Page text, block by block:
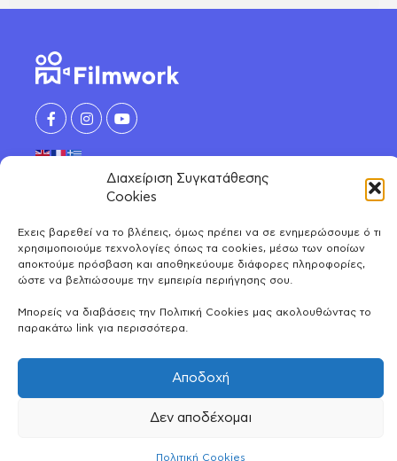
Διαχείριση Συγκατάθεσης
Cookies
Έχεις βαρεθεί να το βλέπεις, όμως πρέπει να σε ενημερώσουμε ό τι
χρησιμοποιούμε τεχνολογίες όπως τα cookies, μέσω των οποίων
αποκτούμε πρόσβαση και αποθηκεύουμε διάφορες πληροφορίες,
ώστε να βελτιώσουμε την εμπειρία περιήγησης σου.
Μπορείς να διαβάσεις την Πολιτική Cookies μας ακολουθώντας το
παρακάτω link για περισσότερα.
Αποδοχή
Δεν αποδέχομαι
Πολιτική Cookies
ΑΝΑΚΑΛΥΨΕ
Μοντέλα
Χορευτές
ΛΟΓΑΡΙΑΣΜΟΣ
Μοιράσου και κέρδισε
Οι καταχωρήσεις μου
ΕΤΑΙΡΕΙΑ
Φωτογράφιση για book
ΠΛΗΡΟΦΟΡΙΕΣ
Όροι & Πολιτική Απορρήτου
© 2026 FILMWORK ALL RIGHTS RESERVED | MADE BY
BANANA